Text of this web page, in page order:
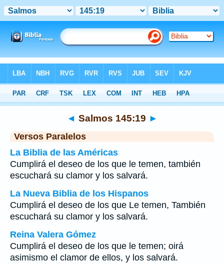
>Salmos Capítulo 145 > Verso 19
◄ Salmos 145:19 ►
Versos Paralelos
La Biblia de las Américas
Cumplirá el deseo de los que le temen, también
escuchará su clamor y los salvará.
La Nueva Biblia de los Hispanos
Cumplirá el deseo de los que Le temen, También
escuchará su clamor y los salvará.
Reina Valera Gómez
Cumplirá el deseo de los que le temen; oirá
asimismo el clamor de ellos, y los salvará.